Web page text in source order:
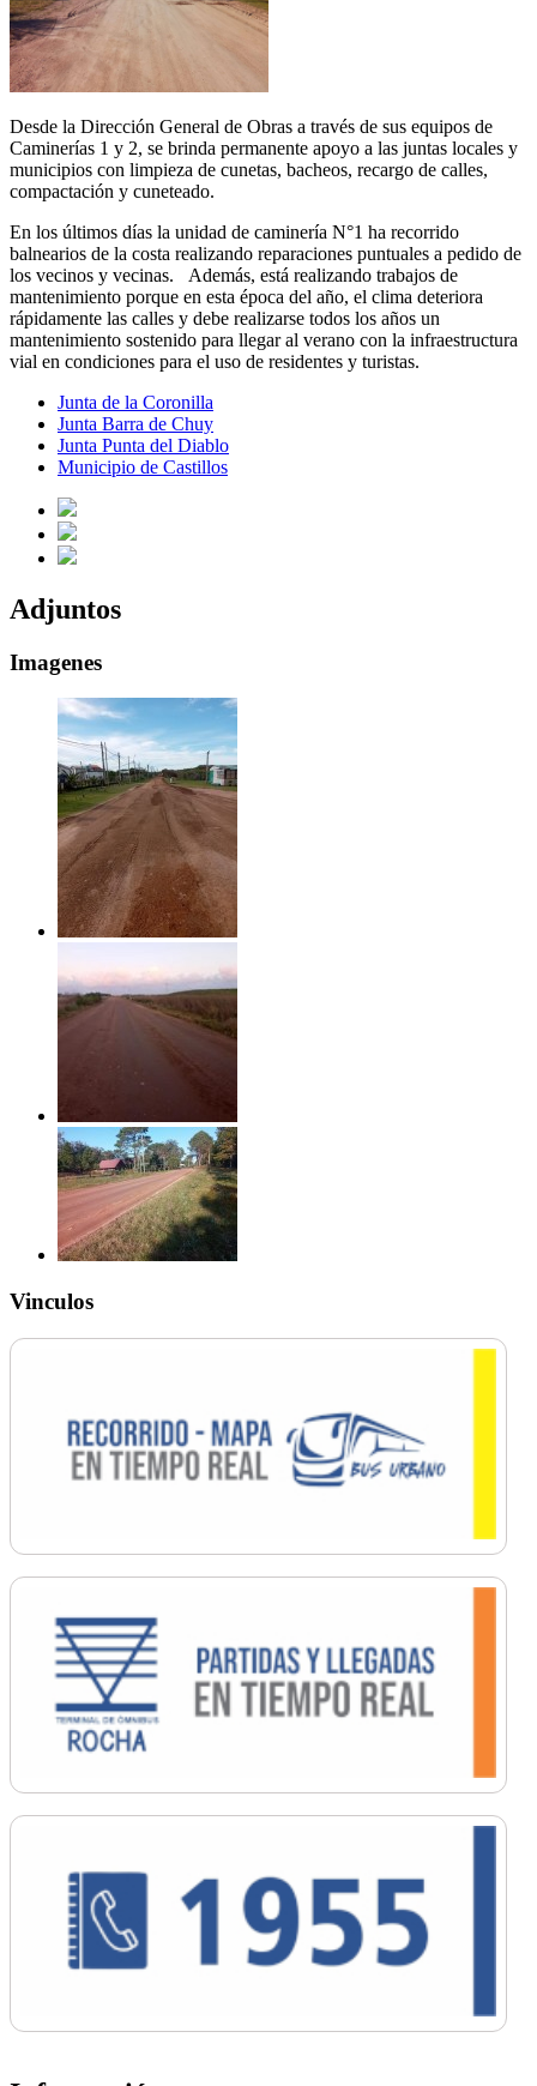
Desde la Dirección General de Obras a través de sus equipos de
Caminerías 1 y 2, se brinda permanente apoyo a las juntas locales y
municipios con limpieza de cunetas, bacheos, recargo de calles,
compactación y cuneteado.
En los últimos días la unidad de caminería N°1 ha recorrido
balnearios de la costa realizando reparaciones puntuales a pedido de
los vecinos y vecinas. Además, está realizando trabajos de
mantenimiento porque en esta época del año, el clima deteriora
rápidamente las calles y debe realizarse todos los años un
mantenimiento sostenido para llegar al verano con la infraestructura
vial en condiciones para el uso de residentes y turistas.
Junta de la Coronilla
Junta Barra de Chuy
Junta Punta del Diablo
Municipio de Castillos
Adjuntos
Imagenes
Vinculos